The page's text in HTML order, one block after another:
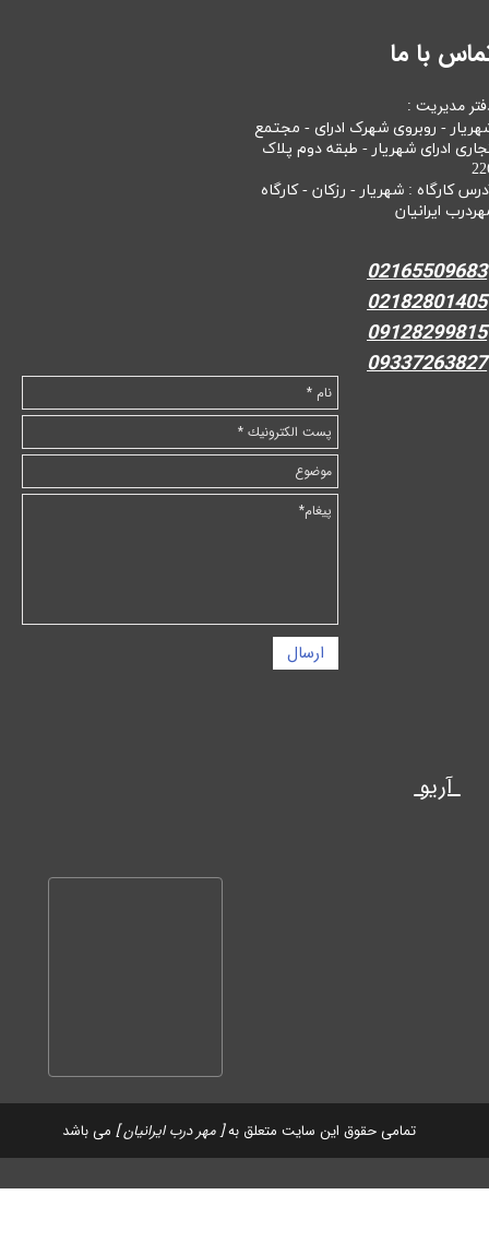
ارسال
تمامی حقوق این سایت متعلق به[ مهر درب ایرانیان ] می باشد
با ما
مدیریت :
- روبروی شهرک ادرای - مجتمع
ادرای شهریار - طبقه دوم پلاک
کارگاه : شهریار - رزکان - کارگاه
ایرانیان
02165509683
02182801405
09128299815
09337263827
آریو